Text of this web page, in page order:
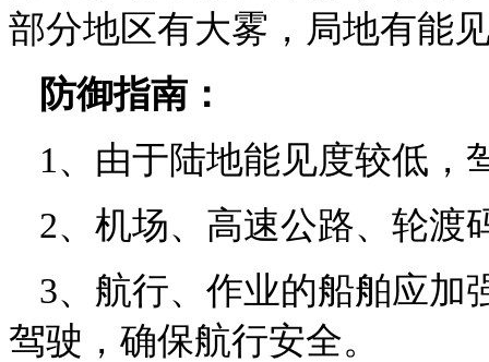
部分地区有大雾，局地有能
防御指南：
1、由于陆地能见度较低，
2、机场、高速公路、轮渡
3、航行、作业的船舶应加
驾驶，确保航行安全。